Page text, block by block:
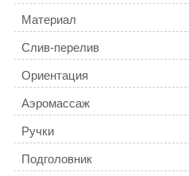
Материал
Слив-перелив
Ориентация
Аэромассаж
Ручки
Подголовник